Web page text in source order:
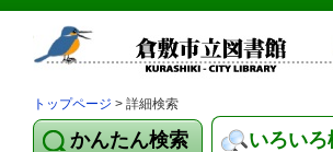
トップページ > 詳細検索
かんたん検索 いろいろ